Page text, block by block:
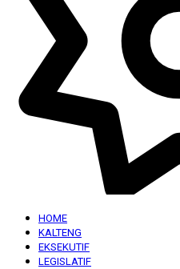
HOME
KALTENG
EKSEKUTIF
LEGISLATIF